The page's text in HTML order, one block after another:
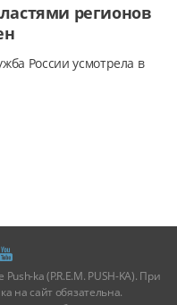
регионов
России усмотрела в
ka (P.R.E.M. PUSH-KA). При
на сайт обязательна.